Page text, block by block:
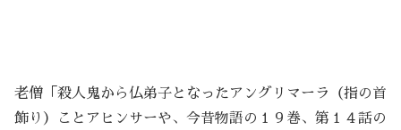
老僧「殺人鬼から仏弟子となったアングリマーラ（指の首
飾り）ことアヒンサーや、今昔物語の１９巻、第１４話の